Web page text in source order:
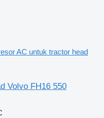
AC untuk tractor head
Volvo FH16 550